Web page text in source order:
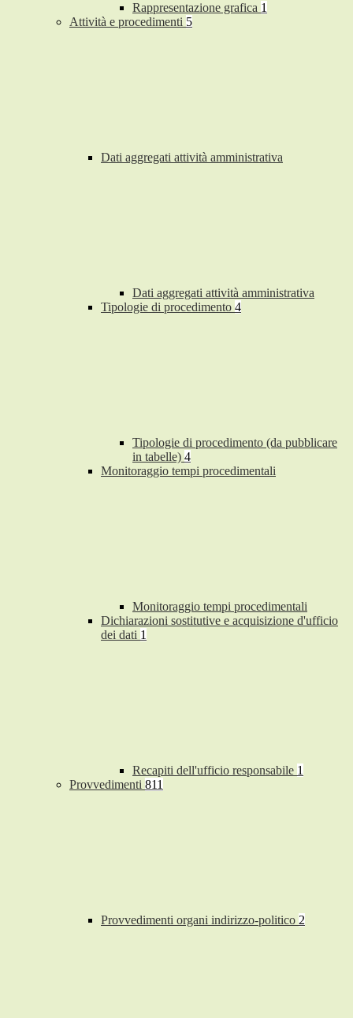
Rappresentazione grafica 1
Attività e procedimenti 5
Dati aggregati attività amministrativa
Dati aggregati attività amministrativa
Tipologie di procedimento 4
Tipologie di procedimento (da pubblicare
in tabelle) 4
Monitoraggio tempi procedimentali
Monitoraggio tempi procedimentali
Dichiarazioni sostitutive e acquisizione d'ufficio
dei dati 1
Recapiti dell'ufficio responsabile 1
Provvedimenti 811
Provvedimenti organi indirizzo-politico 2